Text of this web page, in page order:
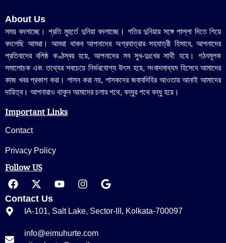
About Us
সময় বদলাচ্ছে। প্রতি মুহুর্তে দুনিয়া বদলাচ্ছে। গতির দুনিয়ার সঙ্গে পাল্লা দিতে গিয়ে
বদলেছি আমরা। আমরা থাকব আপনাদের অগ্রযাত্রার সহযাত্রী হিসাবে, আপনাদের
প্রতিবাদের বলিষ্ঠ কণ্ঠস্বর হয়ে, আপনাদের সব সুখ-দুঃখের সাথী হয়ে। গঠনমূলক
সমালোচক এবং তথ্যের সবচেয়ে নির্ভরযোগ্য উ‍ৎস হয়ে, সংবাদমাধ্যম হিসেবে আমাদের
কাজ খবর প্রকাশ করা। শাসন করা নয়, শাসকদের জবাবদিহির আওতায় আনাই আমাদের
দায়িত্ব। আপনারাও থাকুন আমাদের চলার পথে, বন্ধুর পথে বন্ধু হয়ে।
Important Links
Contact
Privacy Policy
Follow US
Contact Us
IA-101, Salt Lake, Sector-III, Kolkata-700097
info@eimuhurte.com